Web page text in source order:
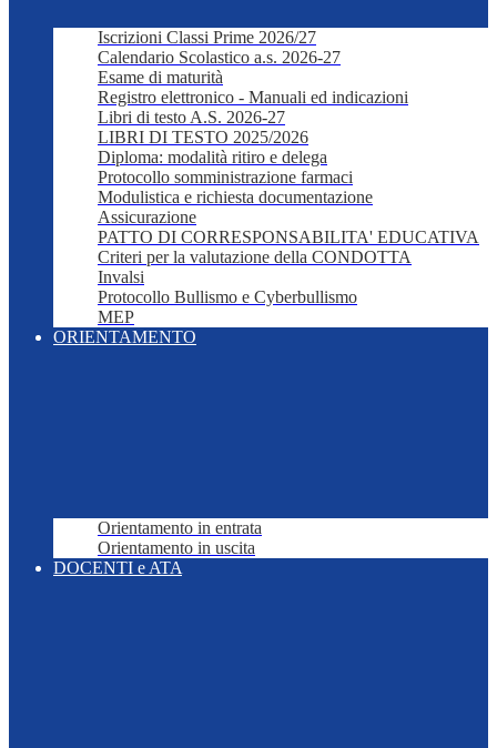
Iscrizioni Classi Prime 2026/27
Calendario Scolastico a.s. 2026-27
Esame di maturità
Registro elettronico - Manuali ed indicazioni
Libri di testo A.S. 2026-27
LIBRI DI TESTO 2025/2026
Diploma: modalità ritiro e delega
Protocollo somministrazione farmaci
Modulistica e richiesta documentazione
Assicurazione
PATTO DI CORRESPONSABILITA' EDUCATIVA
Criteri per la valutazione della CONDOTTA
Invalsi
Protocollo Bullismo e Cyberbullismo
MEP
ORIENTAMENTO
Orientamento in entrata
Orientamento in uscita
DOCENTI e ATA